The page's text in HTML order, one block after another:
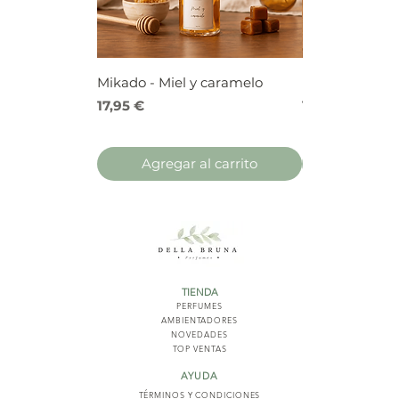
Mikado - Miel y caramelo
Precio
17,95 €
Agregar al carrito
Precio
17,95 €
TIENDA
PERFUMES
AMBIENTADORES
NOVEDADES
TOP VENTAS
AYUDA
TÉRMINOS Y CONDICIONES